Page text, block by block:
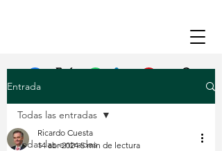
Facebook
Entrada
Todas las entradas
Todas las entradas
Ricardo Cuesta
14 abr 2024 5 min de lectura